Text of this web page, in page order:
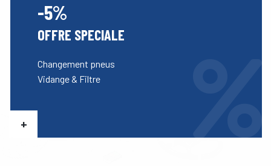
-5%
OFFRE SPECIALE
Changement pneus
Vidange & Filtre
+